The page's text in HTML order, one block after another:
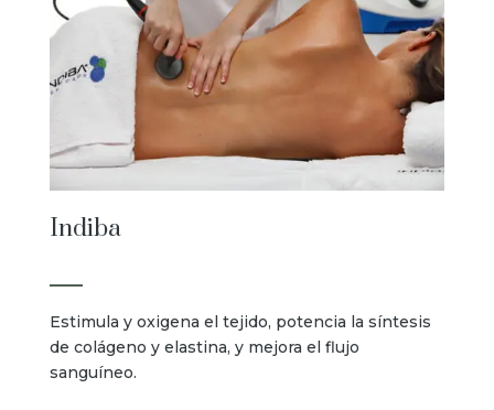
Indiba
Estimula y oxigena el tejido, potencia la síntesis
de colágeno y elastina, y mejora el flujo
sanguíneo.